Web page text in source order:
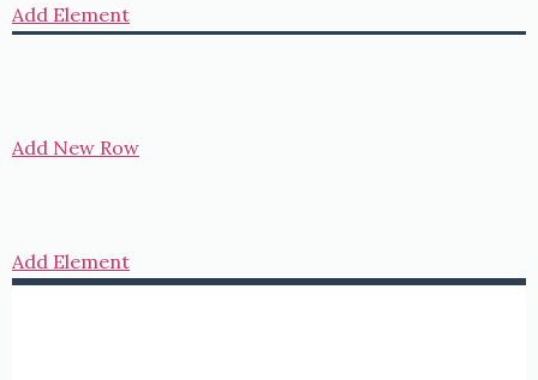
Add Element
Add New Row
Add Element